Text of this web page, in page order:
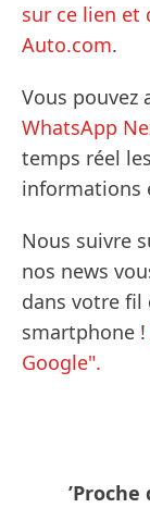
sur ce lien et
Auto.com.
Vous pouvez
WhatsApp
temps réel
informations
Nous suivre
nos news
dans votre fil
smartphone !
Google".